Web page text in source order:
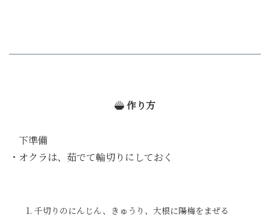
作り方
下準備
・オクラは、茹でて輪切りにしておく
千切りのにんじん、きゅうり、大根に陽梅をまぜる